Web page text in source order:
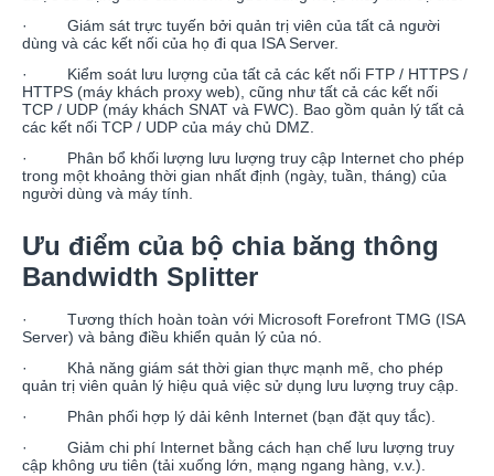
· Giám sát trực tuyến bởi quản trị viên của tất cả người
dùng và các kết nối của họ đi qua ISA Server.
· Kiểm soát lưu lượng của tất cả các kết nối FTP / HTTPS /
HTTPS (máy khách proxy web), cũng như tất cả các kết nối
TCP / UDP (máy khách SNAT và FWC). Bao gồm quản lý tất cả
các kết nối TCP / UDP của máy chủ DMZ.
· Phân bổ khối lượng lưu lượng truy cập Internet cho phép
trong một khoảng thời gian nhất định (ngày, tuần, tháng) của
người dùng và máy tính.
Ưu điểm của bộ chia băng thông
Bandwidth Splitter
· Tương thích hoàn toàn với Microsoft Forefront TMG (ISA
Server) và bảng điều khiển quản lý của nó.
· Khả năng giám sát thời gian thực mạnh mẽ, cho phép
quản trị viên quản lý hiệu quả việc sử dụng lưu lượng truy cập.
· Phân phối hợp lý dải kênh Internet (bạn đặt quy tắc).
· Giảm chi phí Internet bằng cách hạn chế lưu lượng truy
cập không ưu tiên (tải xuống lớn, mạng ngang hàng, v.v.).